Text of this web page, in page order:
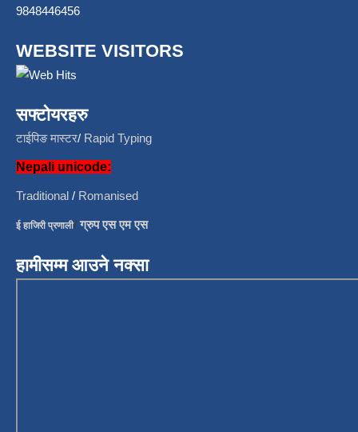
9848446456
WEBSITE VISITORS
सफ्टोयरहरु
टाईपिङ मास्टर/ Rapid Typing
Nepali unicode:
Traditional / Romanised
ई हाजिरी प्रणाली/ग्रुप एस एम एस
हामीसम्म आउने नक्सा